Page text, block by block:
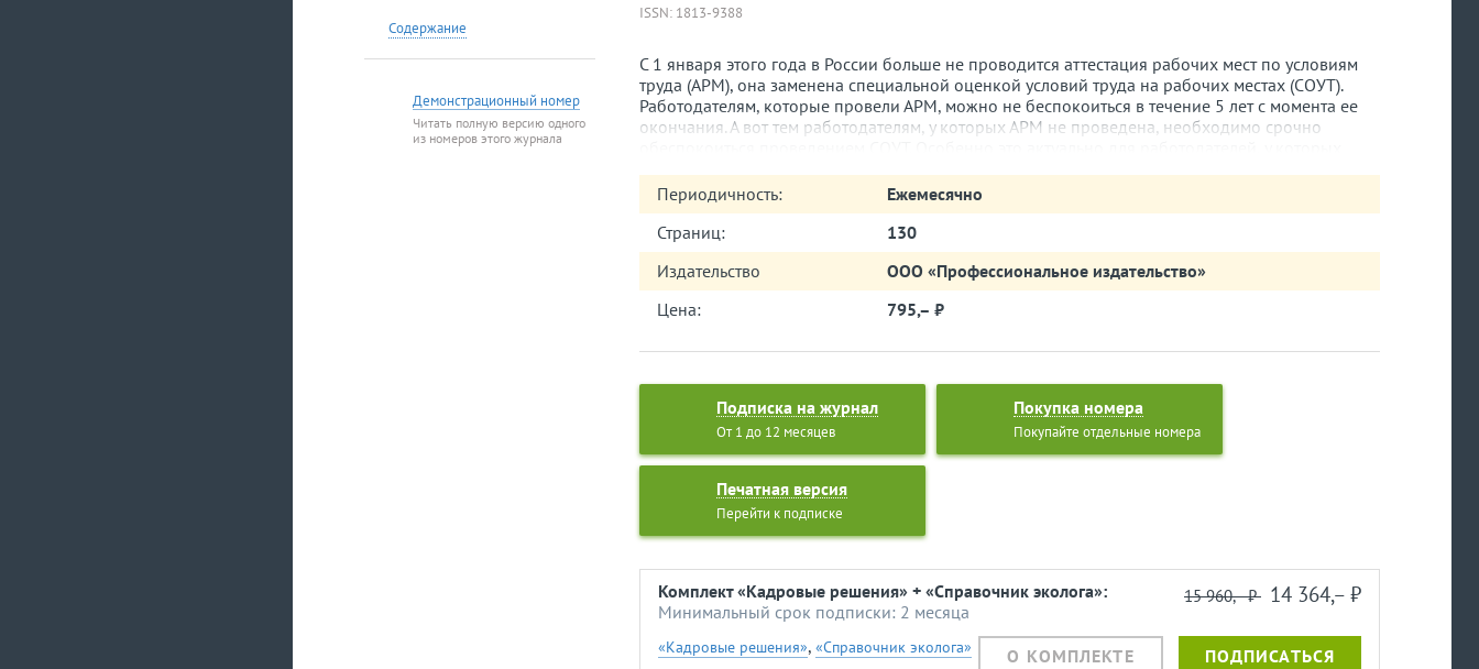
Содержание
Демонстрационный номер
Читать полную версию одного
из номеров этого журнала
ISSN: 1813-9388
C 1 января этого года в России больше не проводится аттестация рабочих мест по условиям
труда (АРМ), она заменена специальной оценкой условий труда на рабочих местах (СОУТ).
Работодателям, которые провели АРМ, можно не беспокоиться в течение 5 лет с момента ее
окончания. А вот тем работодателям, у которых АРМ не проведена, необходимо срочно
поскольку АРМ на них можно было не проводить, а вот СОУТ проводить обязательно (не
подлежат СОУТ только надомные и дистанционные рабочие места).
Нужно сказать, что введение СОУТ повлекло за собой целый комплекс изменений в Трудовом
и Административном кодексах РФ. Причем эти изменения существенно повлияли на практику
работы именно кадровиков, которым теперь необходимо вносить изменения в свою форму
трудового договора. Многим приходится править локальные нормативные акты,
пересматривать продолжительность учетного периода и т. п. Подробно о СОУТ и ее влиянии
применения трудового законодательства».
Периодичность:
Ежемесячно
Страниц:
130
Издательство
ООО «Профессиональное издательство»
Цена:
795,– ⃏
Подписка на журнал
От 1 до 12 месяцев
Покупка номера
Покупайте отдельные номера
Печатная версия
Перейти к подписке
Комплект «Кадровые решения» + «Справочник эколога»:
Минимальный срок подписки: 2 месяца
15 960,– ⃏ 14 364,– ⃏
«Кадровые решения», «Справочник эколога» О КОМПЛЕКТЕ ПОДПИСАТЬСЯ